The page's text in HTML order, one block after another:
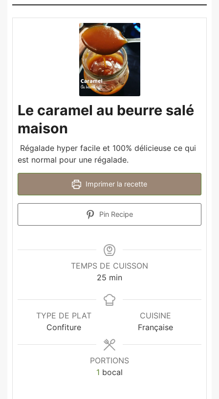
Le caramel au beurre salé
maison
Régalade hyper facile et 100% délicieuse ce qui
est normal pour une régalade.
Imprimer la recette
Pin Recipe
TEMPS DE CUISSON
25 min
TYPE DE PLAT
Confiture
CUISINE
Française
PORTIONS
1 bocal